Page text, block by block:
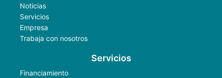
Noticias
Servicios
Empresa
Trabaja con nosotros
Servicios
Financiamiento